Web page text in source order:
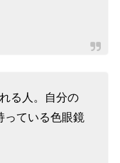
る人。自分の
っている色眼鏡